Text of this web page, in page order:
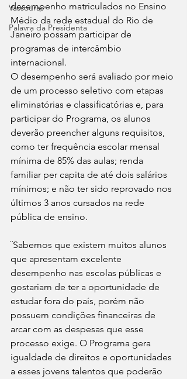
Vassouras
Palavra da Presidenta
desempenho matriculados no Ensino
Médio da rede estadual do Rio de
Janeiro possam participar de
programas de intercâmbio
internacional.
O desempenho será avaliado por meio
de um processo seletivo com etapas
eliminatórias e classificatórias e, para
participar do Programa, os alunos
deverão preencher alguns requisitos,
como ter frequência escolar mensal
mínima de 85% das aulas; renda
familiar per capita de até dois salários
mínimos; e não ter sido reprovado nos
últimos 3 anos cursados na rede
pública de ensino.
¨Sabemos que existem muitos alunos
que apresentam excelente
desempenho nas escolas públicas e
gostariam de ter a oportunidade de
estudar fora do país, porém não
possuem condições financeiras de
arcar com as despesas que esse
processo exige. O Programa gera
igualdade de direitos e oportunidades
a esses jovens talentos que poderão